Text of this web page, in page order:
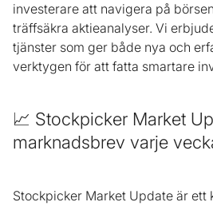
investerare att navigera på
träffsäkra aktieanalyser. Vi
tjänster som ger både nya och
verktygen för att fatta smartare
📈 Stockpicker Market
marknadsbrev varje
Stockpicker Market Update är ett